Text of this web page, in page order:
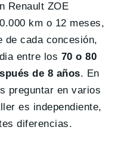
Renault ZOE
km o 12 meses,
de cada concesión,
entre los 70 o 80
de 8 años. En
preguntar en varios
es independiente,
diferencias.